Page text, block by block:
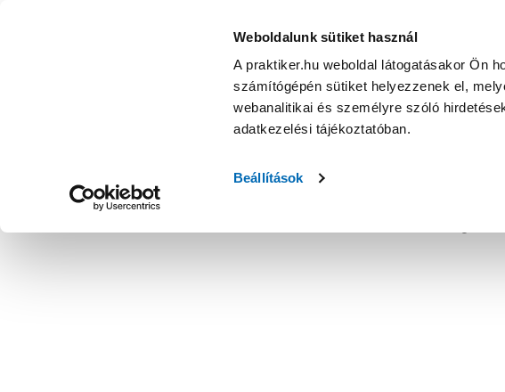
Weboldalunk sütiket használ
A praktiker.hu weboldal látogatásakor Ön
számítógépén sütiket helyezzenek el,
webanalitikai és személyre szóló
adatkezelési tájékoztatóban.
Beállítások